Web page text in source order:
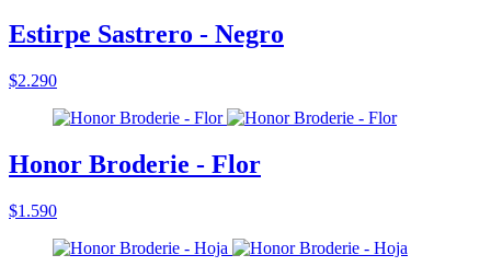
Estirpe Sastrero - Negro
$2.290
Honor Broderie - Flor
$1.590